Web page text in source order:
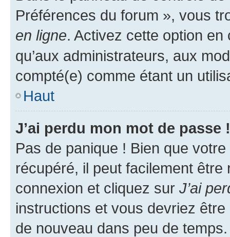
Préférences du forum », vous
en ligne. Activez cette option
qu’aux administrateurs, aux
compté(e) comme étant un
Haut
J’ai perdu mon mot de passe !
Pas de panique ! Bien que
récupéré, il peut facilement
connexion et cliquez sur J’ai
instructions et vous devriez
de nouveau dans peu de temps.